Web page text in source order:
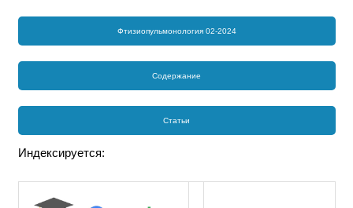
Фтизиопульмонология 02-2024
Содержание
Статьи
Индексируется: